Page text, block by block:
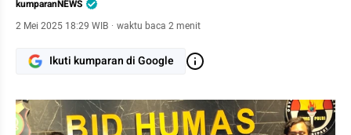
kumparanNEWS
2 Mei 2025 18:29 WIB · waktu baca 2 menit
Ikuti kumparan di Google